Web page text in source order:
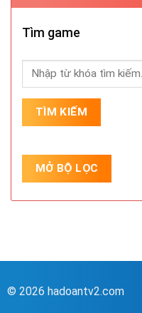
Tìm game
© 2026 hadoantv2.com